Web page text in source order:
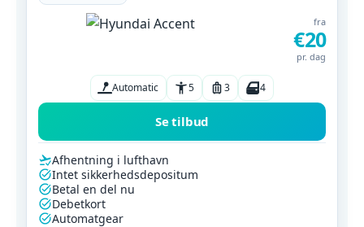
fra
€20
pr. dag
Automatic 5 3 4
Se tilbud
Afhentning i lufthavn
Intet sikkerhedsdepositum
Betal en del nu
Debetkort
Automatgear